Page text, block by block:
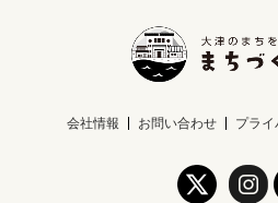
会社情報 お問い合わせ プラ